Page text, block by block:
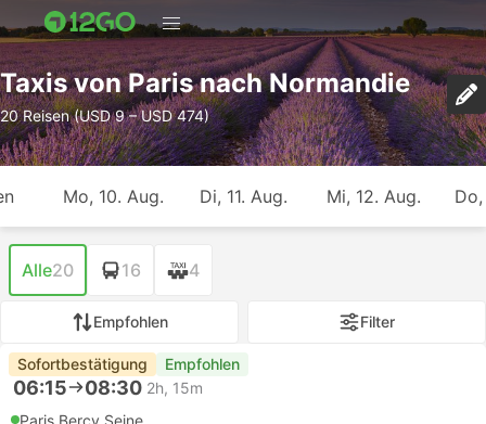
Taxis von Paris nach Normandie
20 Reisen (USD 9 – USD 474)
Mo, 10. Aug. Di, 11. Aug. Mi, 12. Aug.
Alle20 16 4
Empfohlen Filter
Sofortbestätigung Empfohlen
06:15 08:30 2h, 15m
Paris Bercy Seine